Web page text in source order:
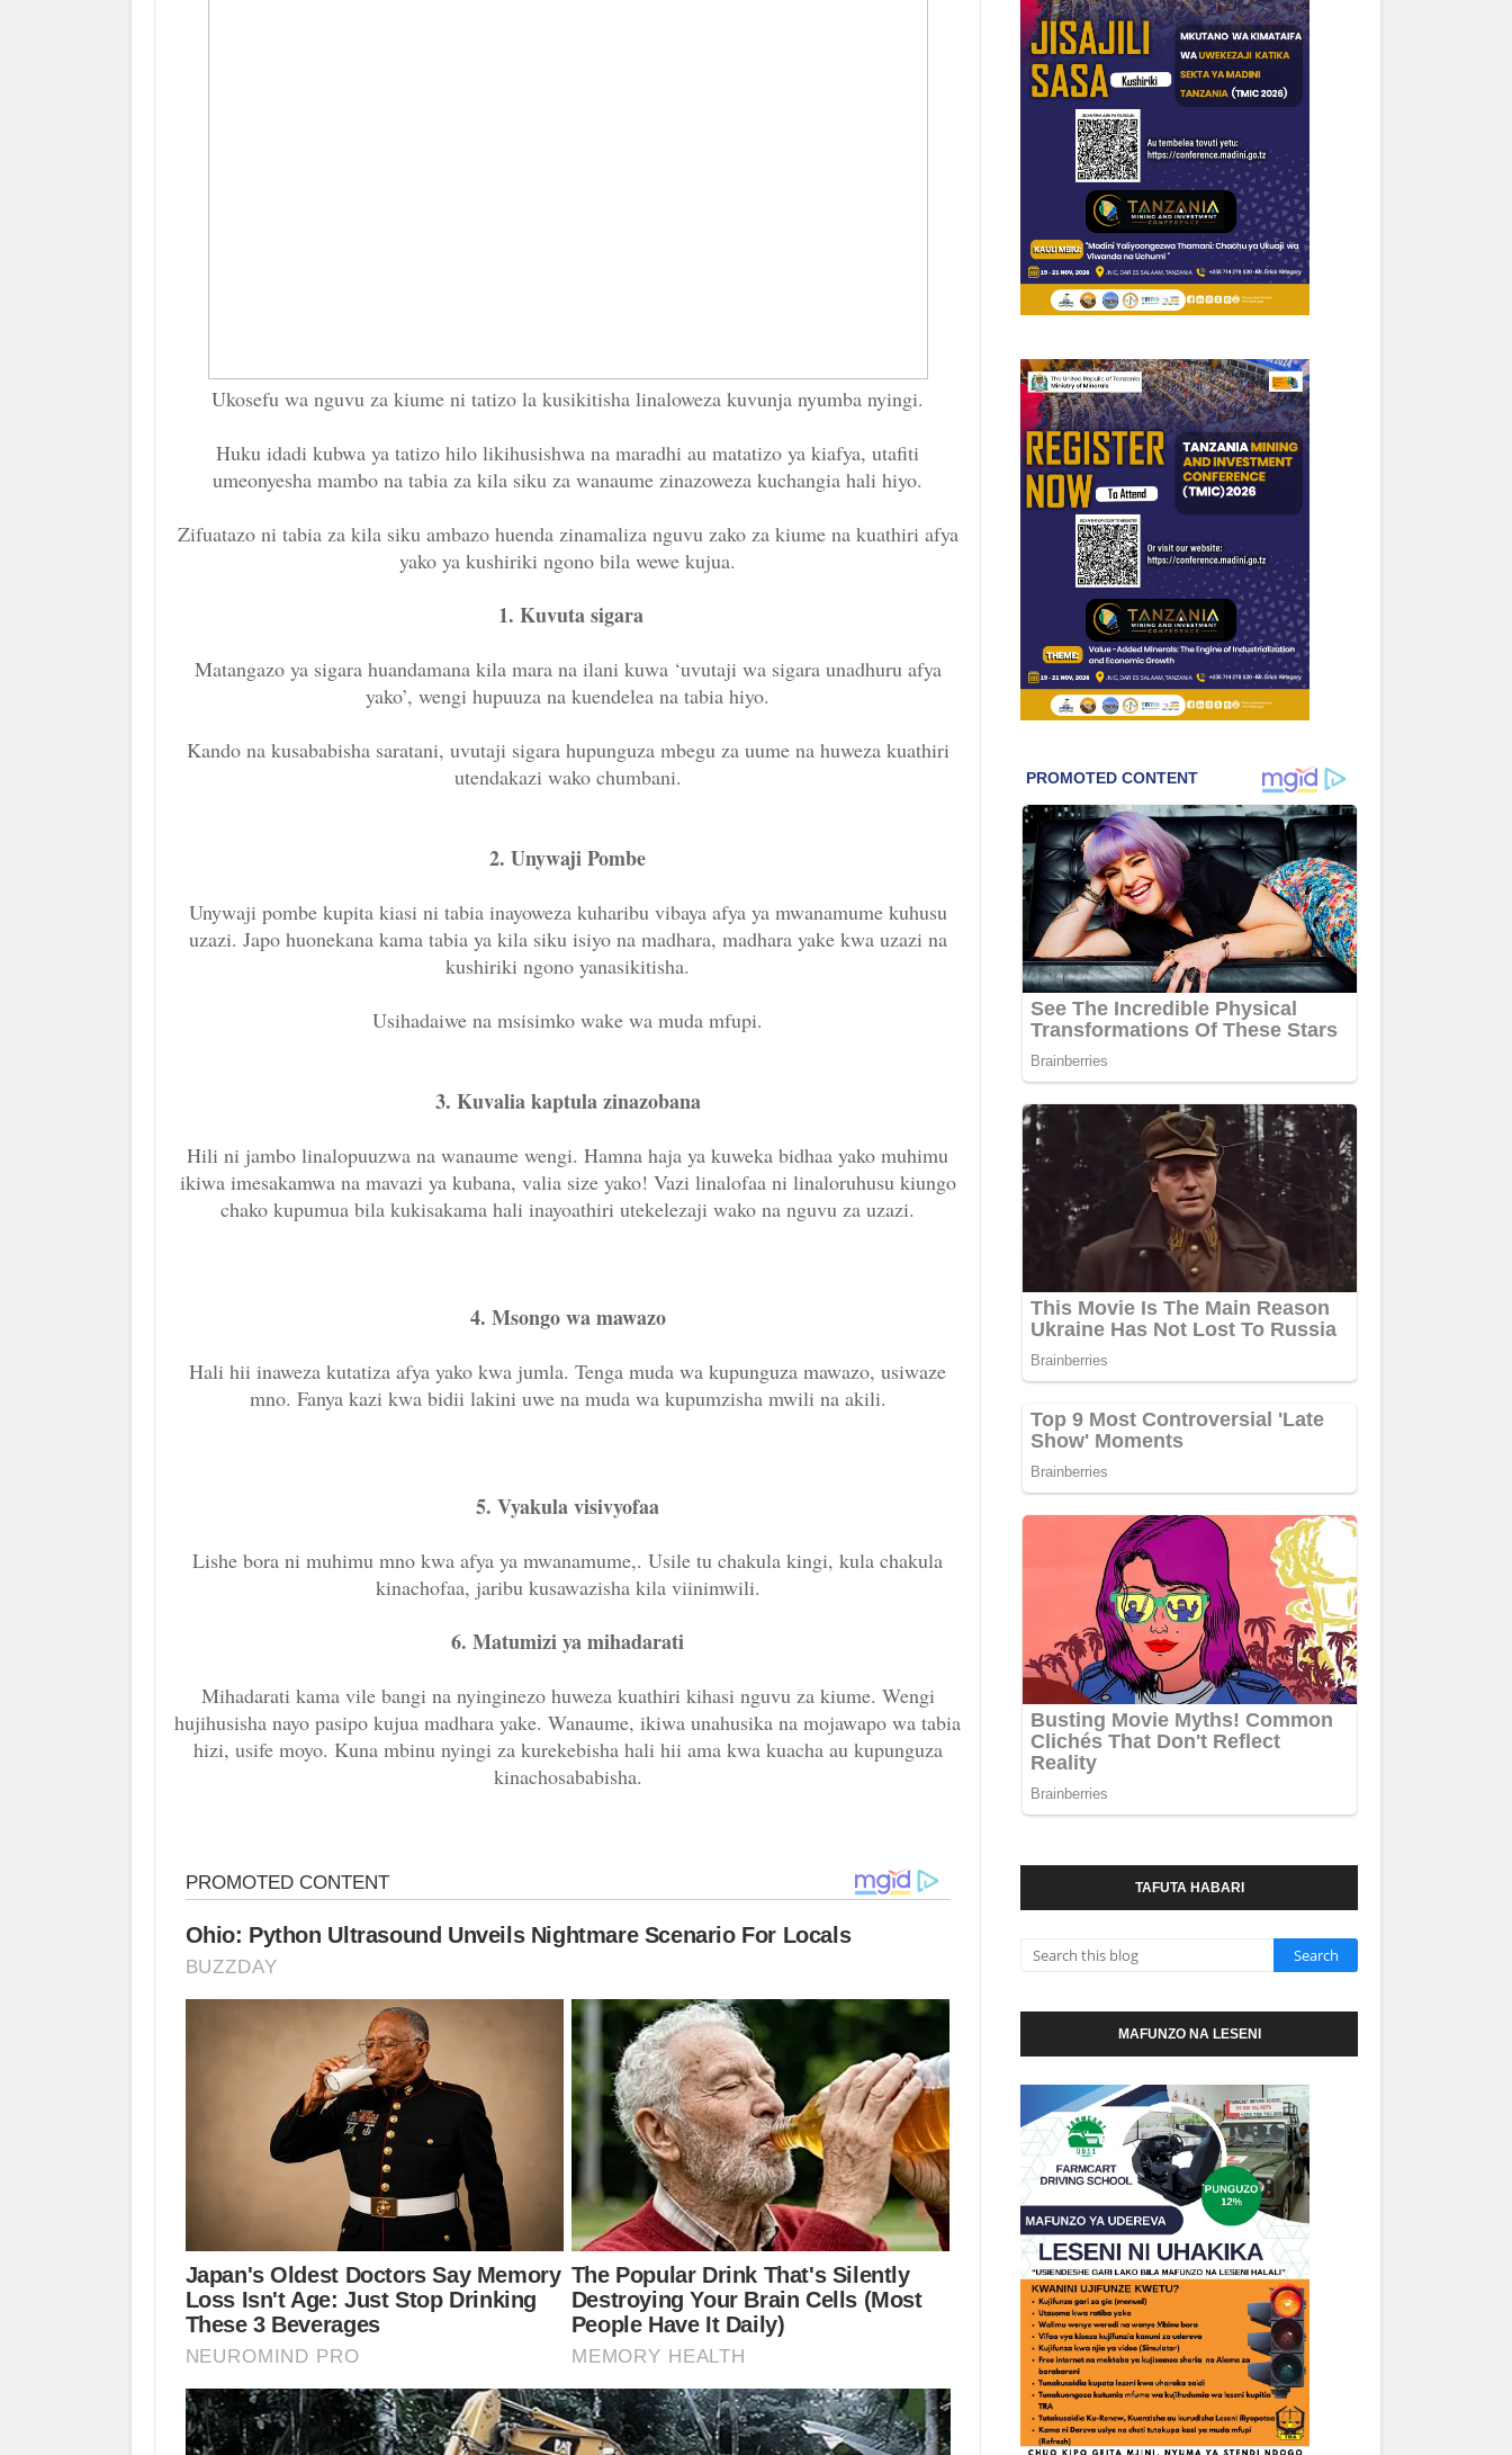
Ukosefu wa nguvu za kiume ni tatizo la kusikitisha linaloweza kuvunja nyumba nyingi.
Huku idadi kubwa ya tatizo hilo likihusishwa na maradhi au matatizo ya kiafya, utafiti
umeonyesha mambo na tabia za kila siku za wanaume zinazoweza kuchangia hali hiyo.
Zifuatazo ni tabia za kila siku ambazo huenda zinamaliza nguvu zako za kiume na kuathiri afya
yako ya kushiriki ngono bila wewe kujua.
1. Kuvuta sigara
Matangazo ya sigara huandamana kila mara na ilani kuwa ‘uvutaji wa sigara unadhuru afya
yako’, wengi hupuuza na kuendelea na tabia hiyo.
Kando na kusababisha saratani, uvutaji sigara hupunguza mbegu za uume na huweza kuathiri
utendakazi wako chumbani.
2. Unywaji Pombe
Unywaji pombe kupita kiasi ni tabia inayoweza kuharibu vibaya afya ya mwanamume kuhusu
uzazi. Japo huonekana kama tabia ya kila siku isiyo na madhara, madhara yake kwa uzazi na
kushiriki ngono yanasikitisha.
Usihadaiwe na msisimko wake wa muda mfupi.
3. Kuvalia kaptula zinazobana
Hili ni jambo linalopuuzwa na wanaume wengi. Hamna haja ya kuweka bidhaa yako muhimu
ikiwa imesakamwa na mavazi ya kubana, valia size yako! Vazi linalofaa ni linaloruhusu kiungo
chako kupumua bila kukisakama hali inayoathiri utekelezaji wako na nguvu za uzazi.
4. Msongo wa mawazo
Hali hii inaweza kutatiza afya yako kwa jumla. Tenga muda wa kupunguza mawazo, usiwaze
mno. Fanya kazi kwa bidii lakini uwe na muda wa kupumzisha mwili na akili.
5. Vyakula visivyofaa
Lishe bora ni muhimu mno kwa afya ya mwanamume,. Usile tu chakula kingi, kula chakula
kinachofaa, jaribu kusawazisha kila viinimwili.
6. Matumizi ya mihadarati
Mihadarati kama vile bangi na nyinginezo huweza kuathiri kihasi nguvu za kiume. Wengi
hujihusisha nayo pasipo kujua madhara yake. Wanaume, ikiwa unahusika na mojawapo wa tabia
hizi, usife moyo. Kuna mbinu nyingi za kurekebisha hali hii ama kwa kuacha au kupunguza
kinachosababisha.
TAFUTA HABARI
MAFUNZO NA LESENI